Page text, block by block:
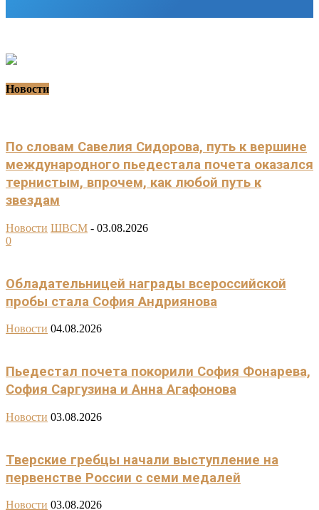
Новости
По словам Савелия Сидорова, путь к вершине
международного пьедестала почета оказался
тернистым, впрочем, как любой путь к
звездам
Новости ШВСМ - 03.08.2026
0
Обладательницей награды всероссийской
пробы стала София Андриянова
Новости 04.08.2026
Пьедестал почета покорили София Фонарева,
София Саргузина и Анна Агафонова
Новости 03.08.2026
Тверские гребцы начали выступление на
первенстве России с семи медалей
Новости 03.08.2026